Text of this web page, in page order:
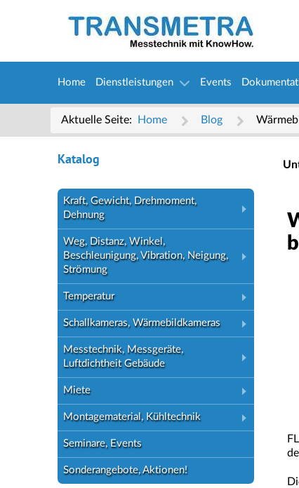
Home Dienstleistungen Events
Aktuelle Seite: Home Blog
Katalog
Kraft, Gewicht, Drehmoment,
Dehnung
Weg, Distanz, Winkel,
Beschleunigung, Vibration, Neigung,
Strömung
Temperatur
Schallkameras, Wärmebildkameras
Messtechnik, Messgeräte,
Luftdichtheit Gebäude
Miete
Montagematerial, Kühltechnik
Seminare, Events
Sonderangebote, Aktionen!